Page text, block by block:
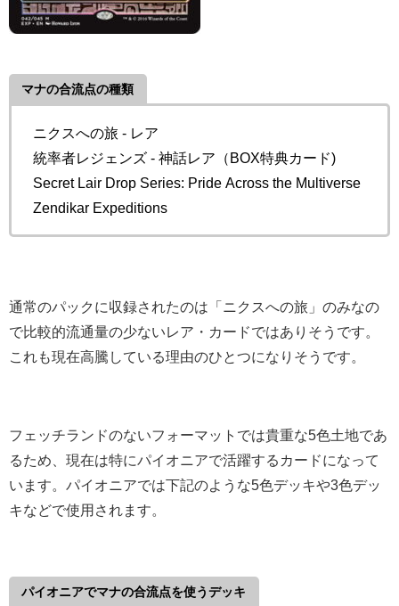
マナの合流点の種類
ニクスへの旅 - レア
統率者レジェンズ - 神話レア（BOX特典カード)
Secret Lair Drop Series: Pride Across the Multiverse
Zendikar Expeditions
通常のパックに収録されたのは「ニクスへの旅」のみなの
で比較的流通量の少ないレア・カードではありそうです。
これも現在高騰している理由のひとつになりそうです。
フェッチランドのないフォーマットでは貴重な5色土地であ
るため、現在は特にパイオニアで活躍するカードになって
います。パイオニアでは下記のような5色デッキや3色デッ
キなどで使用されます。
パイオニアでマナの合流点を使うデッキ